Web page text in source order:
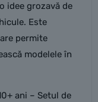
idee grozavă de
Este
permite
modelele în
ani – Setul de